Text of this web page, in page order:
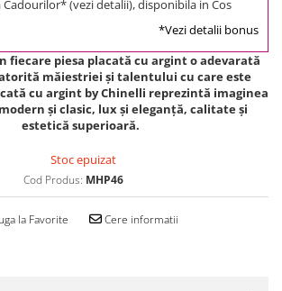
Cadourilor* (vezi detalii), disponibila in Cos
*Vezi detalii bonus
fiecare piesa placată cu argint o adevarată
măiestriei și talentului cu care este
cu argint by Chinelli reprezintă imaginea
și clasic, lux și eleganță, calitate şi
estetică superioară.
Stoc epuizat
Cod Produs: MHP46
la Favorite Cere informatii